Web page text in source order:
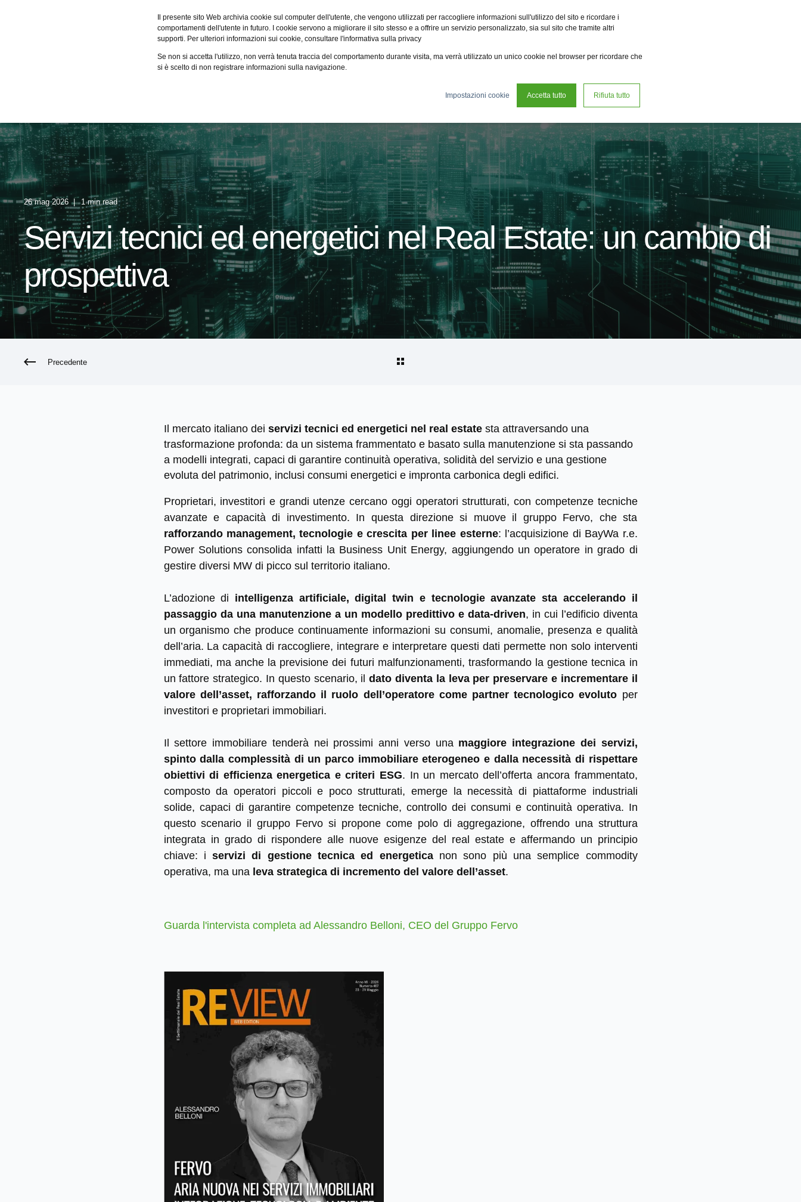
Il presente sito Web archivia cookie sul computer dell'utente, che vengono utilizzati per raccogliere informazioni sull'utilizzo del sito e ricordare i
comportamenti dell'utente in futuro. I cookie servono a migliorare il sito stesso e a offrire un servizio personalizzato, sia sul sito che tramite altri
supporti. Per ulteriori informazioni sui cookie, consultare l'informativa sulla privacy
Se non si accetta l'utilizzo, non verrà tenuta traccia del comportamento durante visita, ma verrà utilizzato un unico cookie nel browser per ricordare che
si è scelto di non registrare informazioni sulla navigazione.
Impostazioni cookie Accetta tutto Rifiuta tutto
Fervo Fsi Fsi General Contractor Eco2zone Omnireal BayWa r.e. Power Solutions
Certificazioni
26 mag 2026 1 min read
Servizi tecnici ed energetici nel Real Estate: un cambio di
prospettiva
Precedente
Il mercato italiano dei servizi tecnici ed energetici nel real estatesta attraversando una
trasformazione profonda: da un sistema frammentato e basato sulla manutenzione si sta passando
a modelli integrati, capaci di garantire continuità operativa, solidità del servizio e una gestione
evoluta del patrimonio, inclusi consumi energetici e impronta carbonica degli edifici.
Proprietari, investitori e grandi utenze cercano oggi operatori strutturati, con competenze tecniche
avanzate e capacità di investimento. In questa direzione si muove il gruppo Fervo, che sta
rafforzando management, tecnologie e crescita per linee esterne: l’acquisizione di BayWa r.e.
Power Solutions consolida infatti la Business Unit Energy, aggiungendo un operatore in grado di
gestire diversi MW di picco sul territorio italiano.
L’adozione di intelligenza artificiale, digital twin e tecnologie avanzate sta accelerando il
passaggio da una manutenzione a un modello predittivo e data‑driven, in cui l’edificio diventa
un organismo che produce continuamente informazioni su consumi, anomalie, presenza e qualità
dell’aria. La capacità di raccogliere, integrare e interpretare questi dati permette non solo interventi
immediati, ma anche la previsione dei futuri malfunzionamenti, trasformando la gestione tecnica in
un fattore strategico. In questo scenario, ildato diventa la leva per preservare e incrementare il
valore dell’asset, rafforzando il ruolo dell’operatore come partner tecnologico evoluto per
investitori e proprietari immobiliari.
Il settore immobiliare tenderà nei prossimi anni verso una maggiore integrazione dei servizi,
spinto dalla complessità di un parco immobiliare eterogeneo e dalla necessità di rispettare
obiettivi di efficienza energetica e criteri ESG. In un mercato dell’offerta ancora frammentato,
composto da operatori piccoli e poco strutturati, emerge la necessità di piattaforme industriali
solide, capaci di garantire competenze tecniche, controllo dei consumi e continuità operativa. In
questo scenario il gruppo Fervo si propone come polo di aggregazione, offrendo una struttura
integrata in grado di rispondere alle nuove esigenze del real estate e affermando un principio
chiave: iservizi di gestione tecnica ed energeticanon sono più una semplice commodity
operativa, ma una leva strategica di incremento del valore dell’asset.
Guarda l'intervista completa ad Alessandro Belloni, CEO del Gruppo Fervo